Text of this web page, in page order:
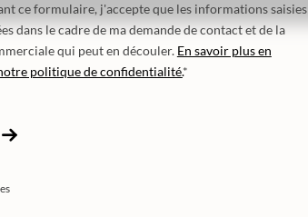
ce formulaire, j'accepte que les informations saisies
dans le cadre de ma demande de contact et de la
qui peut en découler. En savoir plus en
politique de confidentialité.*